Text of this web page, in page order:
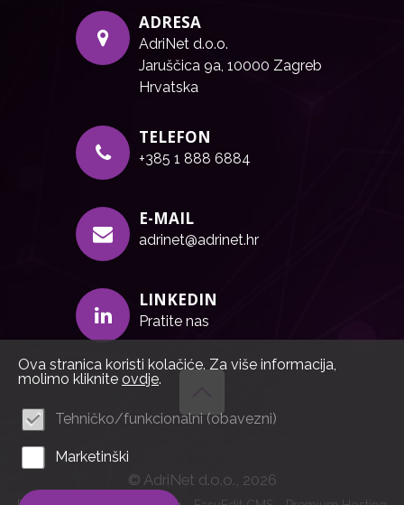
ADRESA
AdriNet d.o.o.
Jaruščica 9a, 10000 Zagreb
Hrvatska
TELEFON
+385 1 888 6884
E-MAIL
adrinet@adrinet.hr
LINKEDIN
Pratite nas
© AdriNet d.o.o., 2026
Ova stranica koristi kolačiće. Za više informacija,
molimo kliknite ovdje.
Tehničko/funkcionalni (obavezni)
Marketinški